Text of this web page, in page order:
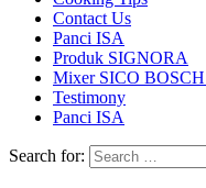
Contact Us
Panci ISA
Produk SIGNORA
Mixer SICO
Testimony
Panci ISA
Search for: